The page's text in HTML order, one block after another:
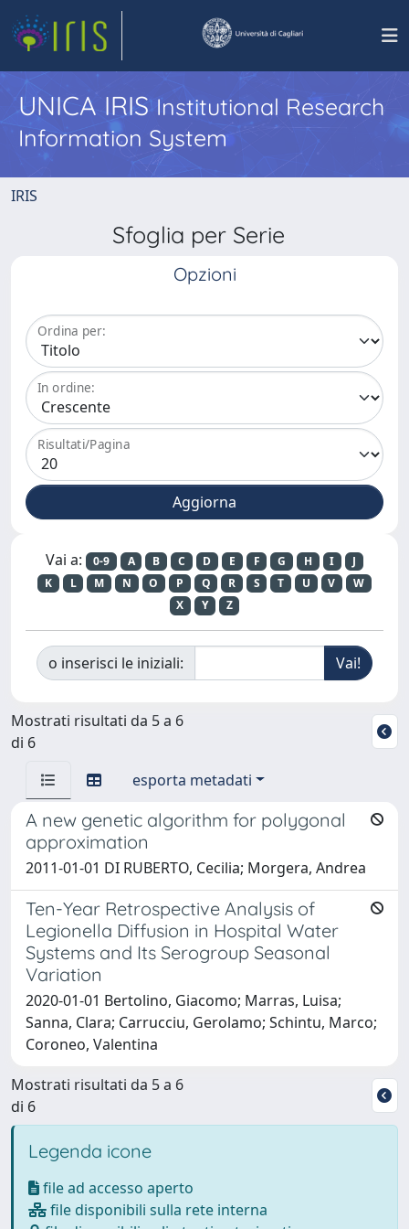
UNICA IRISInstitutional Research
Information System
IRIS
Sfoglia per Serie
Opzioni
Ordina per:
In ordine:
Risultati/Pagina
Vai a: 0-9 A B C D E F G H I
J
K
L M N O P Q R S T U V
W
X
Y Z
o inserisci le iniziali:
Mostrati risultati da 5 a 6
di 6
esporta metadati
A new genetic algorithm for polygonal
approximation
2011-01-01 DI RUBERTO, Cecilia; Morgera, Andrea
Ten-Year Retrospective Analysis of
Legionella Diffusion in Hospital Water
Systems and Its Serogroup Seasonal
Variation
2020-01-01 Bertolino, Giacomo; Marras, Luisa;
Sanna, Clara; Carrucciu, Gerolamo; Schintu, Marco;
Coroneo, Valentina
Mostrati risultati da 5 a 6
di 6
Legenda icone
file ad accesso aperto
file disponibili sulla rete interna